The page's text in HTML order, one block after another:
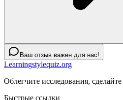
Ваш отзыв важен для нас!
Learningstylequiz.org
Облегчите исследования,
Быстрые ссылки